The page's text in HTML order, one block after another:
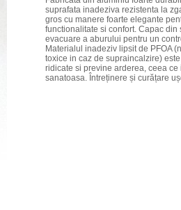
suprafata inadeziva rezistenta la
gros cu manere foarte elegante
functionalitate si confort. Capac din
evacuare a aburului pentru un
Materialul inadeziv lipsit de PFOA
toxice in caz de supraincalzire)
ridicate si previne arderea, ceea ce
sanatoasa. Întreținere și curățare